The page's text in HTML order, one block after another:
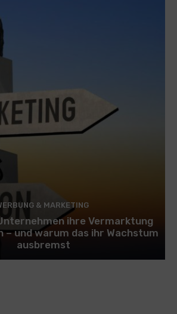
& MARKETING
ihre Vermarktung
– und warum das ihr Wachstum
ausbremst